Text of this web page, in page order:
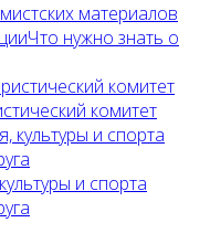
материалов
Что нужно знать о
комитет
и спорта